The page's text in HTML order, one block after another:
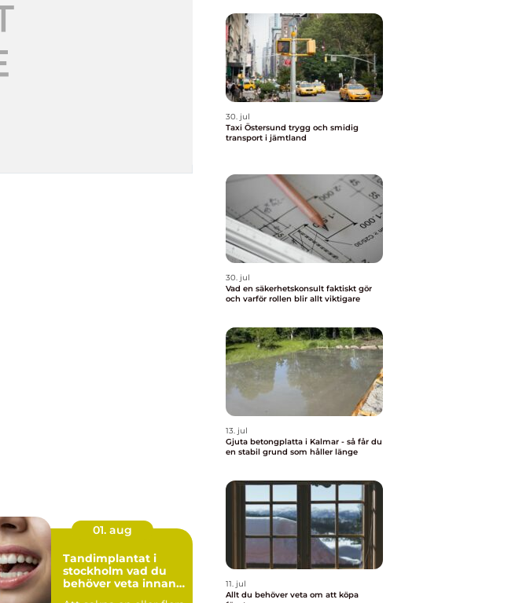
01. aug
Tandimplantat i
stockholm vad du
behöver veta innan
30. jul
Taxi Östersund trygg och smidig
transport i jämtland
30. jul
Vad en säkerhetskonsult faktiskt gör
och varför rollen blir allt viktigare
13. jul
Gjuta betongplatta i Kalmar - så får du
en stabil grund som håller länge
11. jul
Allt du behöver veta om att köpa